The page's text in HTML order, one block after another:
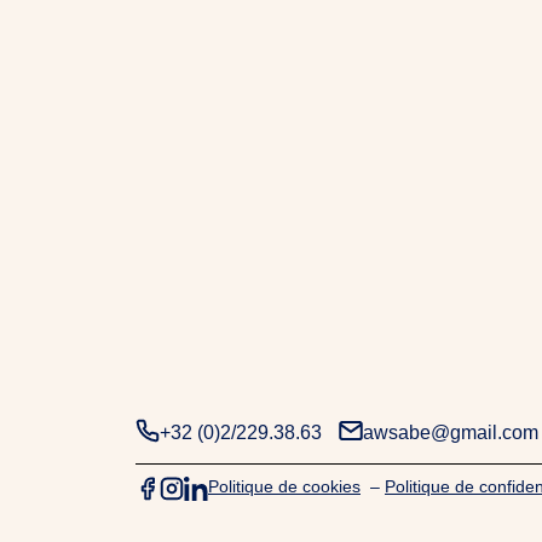
+32 (0)2/229.38.63 awsabe@gmail.com
Politique de cookies – Politique de